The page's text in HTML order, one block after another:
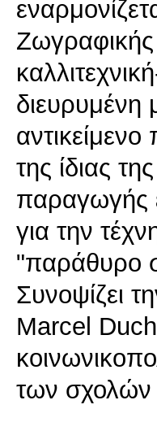
Ζωγραφικής
διευρυμένη
της ίδιας
παραγωγής
για την
"παράθυρο
Συνοψίζει
Marcel
των σχολών